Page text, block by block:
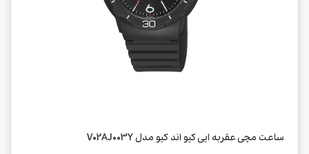
ساعت مچی عقربه ایی کیو اند کیو مدل V02AJ003Y